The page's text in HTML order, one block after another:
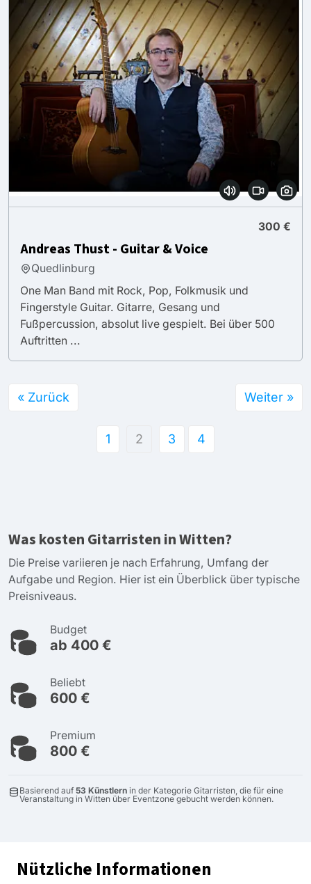
300 €
Andreas Thust - Guitar & Voice
Quedlinburg
One Man Band mit Rock, Pop, Folkmusik und
Fingerstyle Guitar. Gitarre, Gesang und
Fußpercussion, absolut live gespielt. Bei über 500
Auftritten ...
« Zurück
1 2 3 4
Weiter »
Was kosten Gitarristen in Witten?
Die Preise variieren je nach Erfahrung, Umfang der
Aufgabe und Region. Hier ist ein Überblick über typische
Preisniveaus.
Budget
ab 400 €
Beliebt
600 €
Premium
800 €
Basierend auf 53 Künstlern in der Kategorie Gitarristen, die für eine
Veranstaltung in Witten über Eventzone gebucht werden können.
Nützliche Informationen